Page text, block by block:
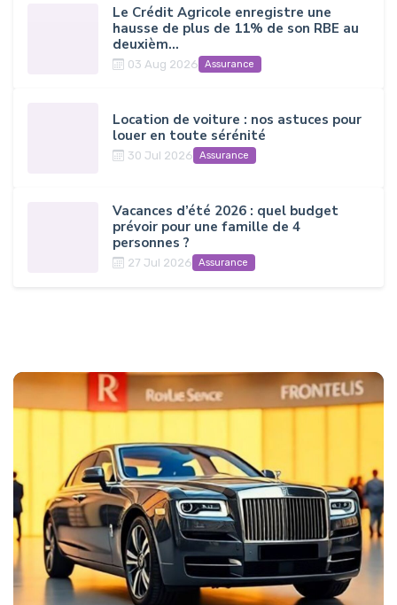
Le Crédit Agricole enregistre une
hausse de plus de 11% de son RBE au
deuxièm...
03 Aug 2026 Assurance
Location de voiture : nos astuces pour
louer en toute sérénité
30 Jul 2026 Assurance
Vacances d’été 2026 : quel budget
prévoir pour une famille de 4
personnes ?
27 Jul 2026 Assurance